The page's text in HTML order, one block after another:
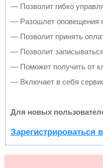
— Позволит гибко
— Разошлет оповещения
— Позволит принять
— Позволит
— Поможет получить от
— Включает в себя
Для новых
Зарегистрироваться